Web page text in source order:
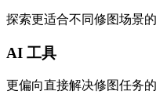
探索更适合不同修图场景
AI 工具
更偏向直接解决修图任务